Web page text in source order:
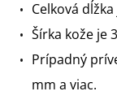
Celková
Šírka kože je
Prípadný
mm a viac.